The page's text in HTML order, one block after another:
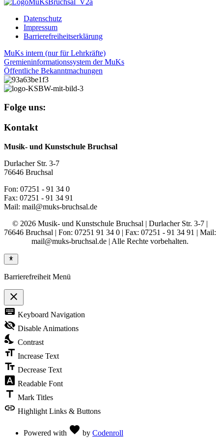
Datenschutz
Impressum
Barrierefreiheitserklärung
MuKs intern (nur für Lehrkräfte)
Gremieninformationssystem der MuKs
Öffentliche Bekanntmachungen
Folge uns:
Kontakt
Musik- und Kunstschule Bruchsal
Durlacher Str. 3-7
76646 Bruchsal
Fon: 07251 - 91 34 0
Fax: 07251 - 91 34 91
Mail: mail@muks-bruchsal.de
© 2026 Musik- und Kunstschule Bruchsal | Durlacher Str. 3-7 |
76646 Bruchsal | Fon: 07251 91 34 0 | Fax: 07251 - 91 34 91 | Mail:
mail@muks-bruchsal.de | Alle Rechte vorbehalten.
Barrierefreiheit Menü
close
Toggle
the
visibility
of
Accessibility
Toolbar
keyboard Keyboard Navigation
visibility_off Disable Animations
nights_stay Contrast
format_size Increase Text
text_fields Decrease Text
font_download Readable Font
title Mark Titles
link Highlight Links & Buttons
Powered with favorite by Codenroll